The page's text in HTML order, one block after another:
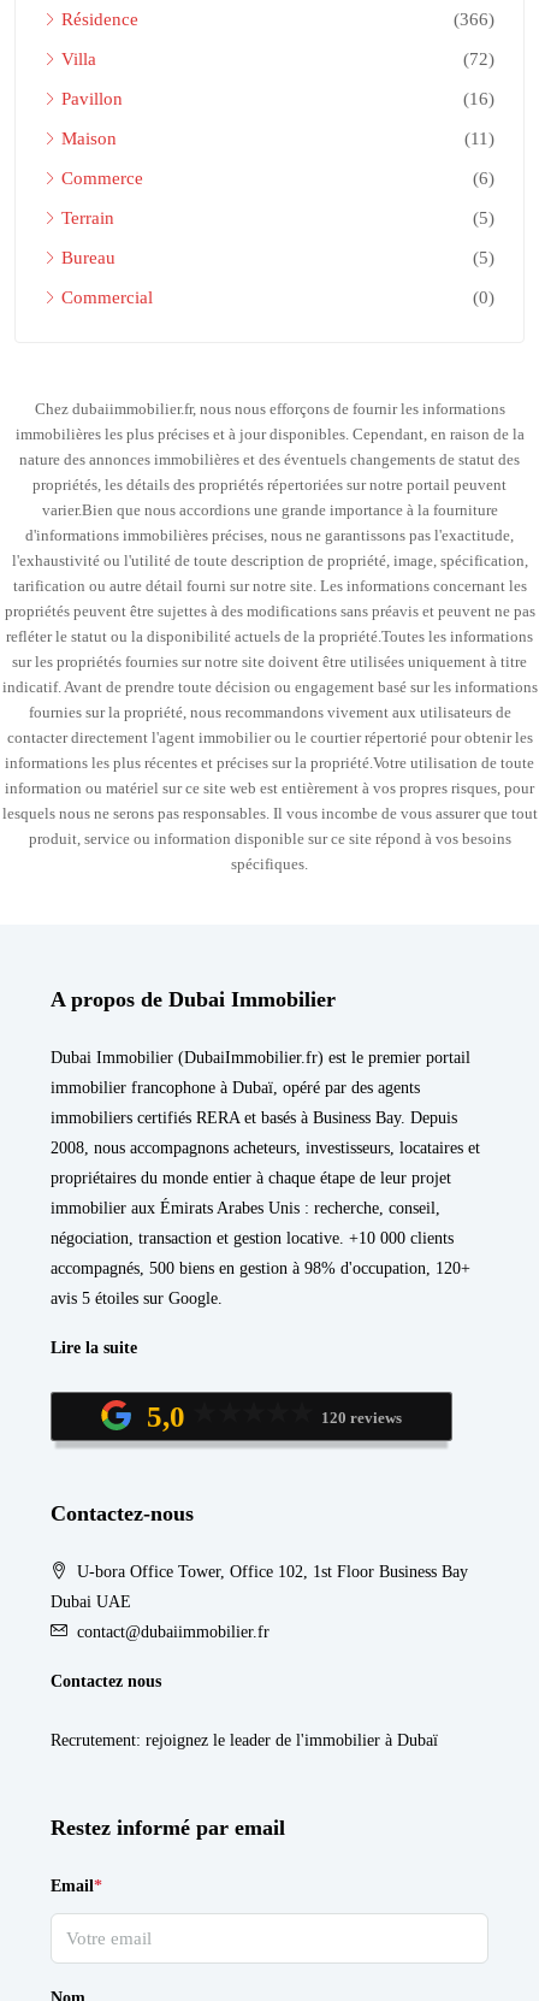
Résidence (366)
Villa (72)
Pavillon (16)
Maison (11)
Commerce (6)
Terrain (5)
Bureau (5)
Commercial (0)
Chez dubaiimmobilier.fr, nous nous efforçons de fournir les informations
immobilières les plus précises et à jour disponibles. Cependant, en raison de la
nature des annonces immobilières et des éventuels changements de statut des
propriétés, les détails des propriétés répertoriées sur notre portail peuvent
varier.Bien que nous accordions une grande importance à la fourniture
d'informations immobilières précises, nous ne garantissons pas l'exactitude,
l'exhaustivité ou l'utilité de toute description de propriété, image, spécification,
tarification ou autre détail fourni sur notre site. Les informations concernant les
propriétés peuvent être sujettes à des modifications sans préavis et peuvent ne pas
refléter le statut ou la disponibilité actuels de la propriété.Toutes les informations
sur les propriétés fournies sur notre site doivent être utilisées uniquement à titre
indicatif. Avant de prendre toute décision ou engagement basé sur les informations
fournies sur la propriété, nous recommandons vivement aux utilisateurs de
contacter directement l'agent immobilier ou le courtier répertorié pour obtenir les
informations les plus récentes et précises sur la propriété.Votre utilisation de toute
information ou matériel sur ce site web est entièrement à vos propres risques, pour
lesquels nous ne serons pas responsables. Il vous incombe de vous assurer que tout
produit, service ou information disponible sur ce site répond à vos besoins
spécifiques.
A propos de Dubai Immobilier
Dubai Immobilier (DubaiImmobilier.fr) est le premier portail
immobilier francophone à Dubaï, opéré par des agents
immobiliers certifiés RERA et basés à Business Bay. Depuis
2008, nous accompagnons acheteurs, investisseurs, locataires et
propriétaires du monde entier à chaque étape de leur projet
immobilier aux Émirats Arabes Unis : recherche, conseil,
négociation, transaction et gestion locative. +10 000 clients
accompagnés, 500 biens en gestion à 98% d'occupation, 120+
avis 5 étoiles sur Google.
Lire la suite
5,0 120 reviews
Contactez-nous
U-bora Office Tower, Office 102, 1st Floor Business Bay
Dubai UAE
contact@dubaiimmobilier.fr
Contactez nous
Recrutement: rejoignez le leader de l'immobilier à Dubaï
Restez informé par email
Email*
Nom